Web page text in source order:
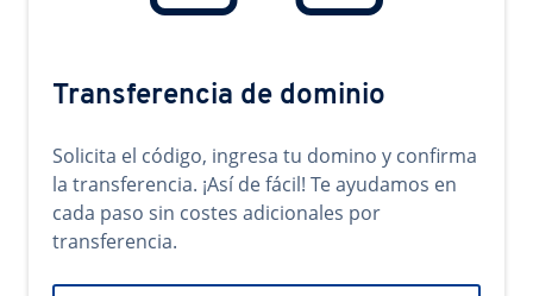
Transferencia de dominio
Solicita el código, ingresa tu domino y confirma
la transferencia. ¡Así de fácil! Te ayudamos en
cada paso sin costes adicionales por
transferencia.